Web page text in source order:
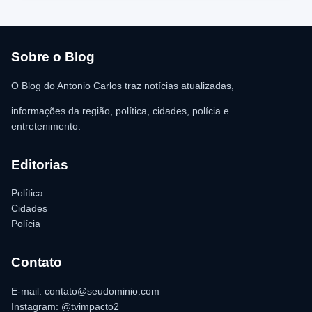
para as providências legais.
Sobre o Blog
O Blog do Antonio Carlos traz notícias atualizadas,
informações da região, política, cidades, polícia e
entretenimento.
Editorias
Política
Cidades
Polícia
Contato
E-mail: contato@seudominio.com
Instagram: @tvimpacto2